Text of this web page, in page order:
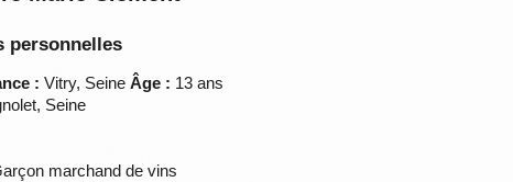
personnelles
: Vitry, Seine Âge : 13 ans
Seine
marchand de vins